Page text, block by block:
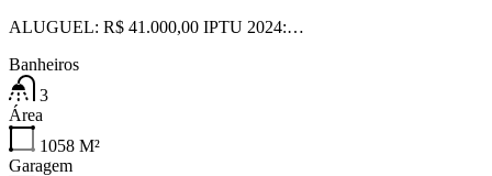
ALUGUEL: R$ 41.000,00 IPTU 2024:…
Banheiros
3
Área
1058 M²
Garagem